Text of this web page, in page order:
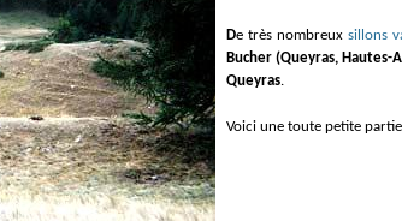
De très nombreuxsillons
Bucher (Queyras, Hautes-
Queyras.
Voici une toute petite